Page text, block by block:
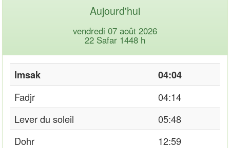
Aujourd'hui
vendredi 07 août 2026
22 Safar 1448 h
Imsak
04:04
Fadjr
04:14
Lever du soleil
05:48
Dohr
12:59